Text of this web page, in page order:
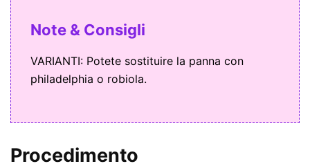
Note & Consigli
VARIANTI: Potete sostituire la panna con
philadelphia o robiola.
Procedimento